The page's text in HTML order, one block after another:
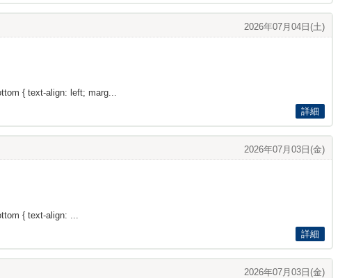
2026年07月04日(土)
{ text-align: left; marg...
詳細
2026年07月03日(金)
{ text-align: ...
詳細
2026年07月03日(金)